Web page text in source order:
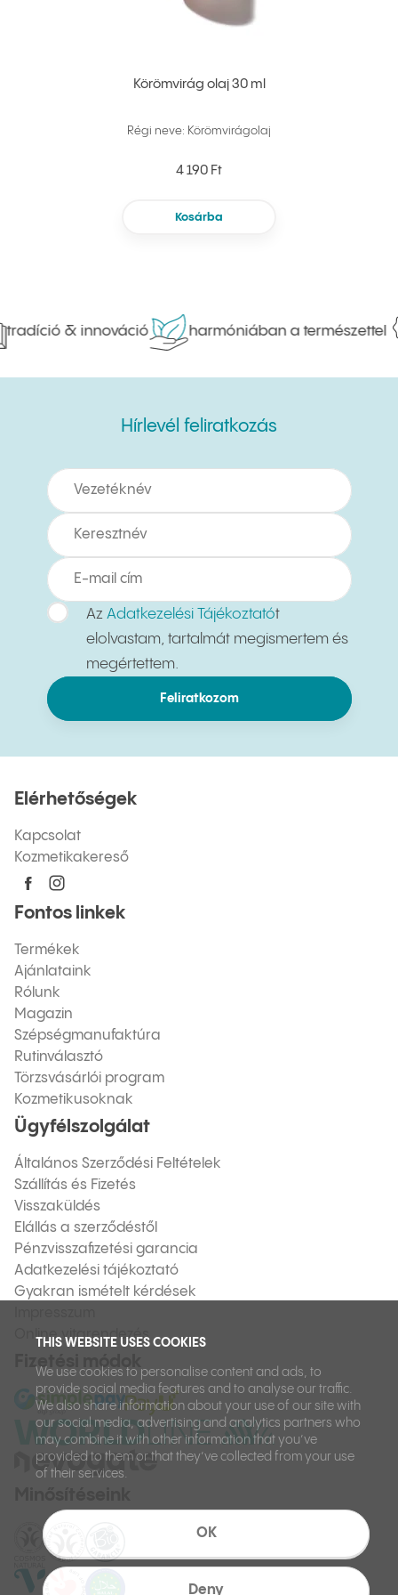
THIS WEBSITE USES COOKIES
We use cookies to personalise content and ads, to
provide social media features and to analyse our traffic.
We also share information about your use of our site with
our social media, advertising and analytics partners who
may combine it with other information that you’ve
provided to them or that they’ve collected from your use
of their services.
OK
Deny
Körömvirág olaj 30 ml
Régi neve: Körömvirágolaj
4 190 Ft
Kosárba
& innováció harmóniában a természettel
Hírlevél feliratkozásHírlevél feliratkozás
Az Adatkezelési Tájékoztatót
elolvastam, tartalmát megismertem és
megértettem.
Feliratkozom
Elérhetőségek
Kapcsolat
Kozmetikakereső
Fontos linkek
Termékek
Ajánlataink
Rólunk
Magazin
Szépségmanufaktúra
Rutinválasztó
Törzsvásárlói program
Kozmetikusoknak
Ügyfélszolgálat
Általános Szerződési Feltételek
Szállítás és Fizetés
Visszaküldés
Elállás a szerződéstől
Pénzvisszafizetési garancia
Adatkezelési tájékoztató
Gyakran ismételt kérdések
Online vitarendezés
Fizetési módok